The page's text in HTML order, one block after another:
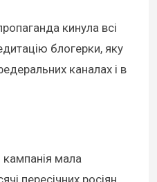
кинула всі
блогерки, яку
каналах і в
мала